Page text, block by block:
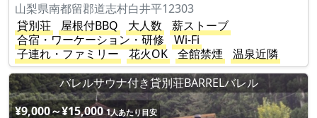
山梨県南都留郡道志村白井平12303
貸別荘
屋根付BBQ 大人数
薪ストーブ
合宿・ワーケーション・研修
Wi-Fi
子連れ・ファミリー
花火OK 全館禁煙
温泉近隣
バレルサウナ付き貸別荘BARRELバレル
¥9,000～¥15,000 1人あたり目安